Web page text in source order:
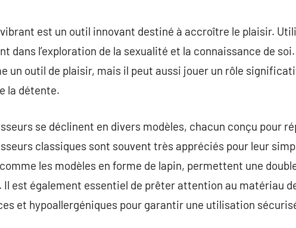
est un outil innovant destiné à accroître le plaisir.
dans l’exploration de la sexualité et la connaissance de
un outil de plaisir, mais il peut aussi jouer un rôle
la détente.
se déclinent en divers modèles, chacun conçu pour
classiques sont souvent très appréciés pour leur
les modèles en forme de lapin, permettent une
Il est également essentiel de prêter attention au matériau
et hypoallergéniques pour garantir une utilisation